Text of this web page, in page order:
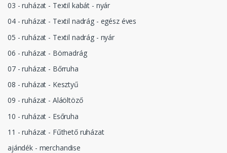
03 - ruházat - Textil kabát - nyár
04 - ruházat - Textil nadrág - egész éves
05 - ruházat - Textil nadrág - nyár
06 - ruházat - Börnadrág
07 - ruházat - Bőrruha
08 - ruházat - Kesztyű
09 - ruházat - Aláöltöző
10 - ruházat - Esőruha
11 - ruházat - Fűthető ruházat
ajándék - merchandise